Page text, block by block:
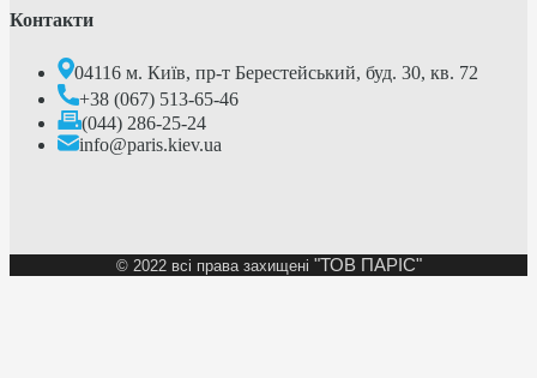
Контакти
04116 м. Київ, пр-т Берестейський, буд. 30, кв. 72
+38 (067) 513-65-46
(044) 286-25-24
info@paris.kiev.ua
© 2022 всі права захищені "ТОВ ПАРІС"